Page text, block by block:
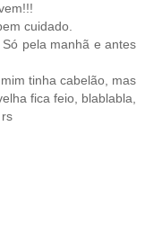
cuidado.
pela manhã e antes
tinha cabelão, mas
fica feio, blablabla,